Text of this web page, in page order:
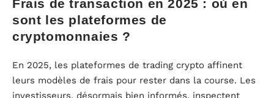
Frais de transaction en 2025 : où en
sont les plateformes de
cryptomonnaies ?
En 2025, les plateformes de trading crypto affinent
leurs modèles de frais pour rester dans la course. Les
investisseurs, désormais bien informés, inspectent